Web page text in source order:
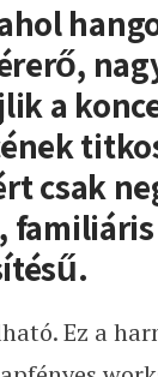
a
csak
Ez a